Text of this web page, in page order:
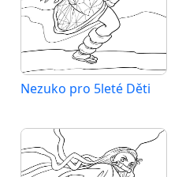
Nezuko pro 5leté Děti